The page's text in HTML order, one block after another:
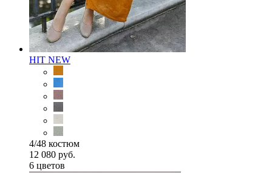
HIT NEW
4/48 костюм
12 080 руб.
6 цветов